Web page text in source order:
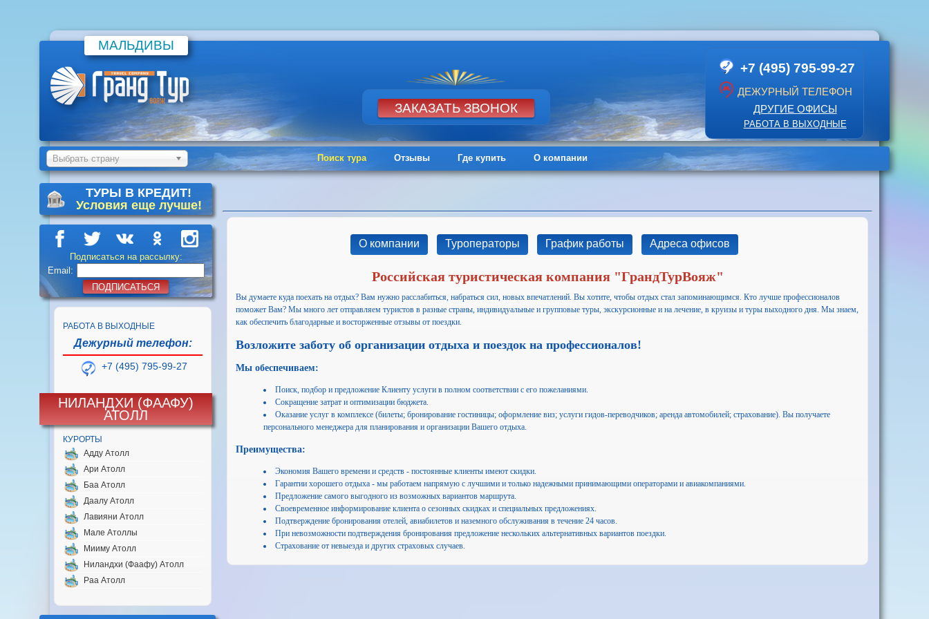
МАЛЬДИВЫ
+7 (495) 795-99-27
ДЕЖУРНЫЙ ТЕЛЕФОН
ДРУГИЕ ОФИСЫ
РАБОТА В ВЫХОДНЫЕ
Выбрать страну Поиск тура Отзывы Где купить О компании
ТУРЫ В КРЕДИТ!
Условия еще лучше!
Подписаться на рассылку:
Email:
ПОДПИСАТЬСЯ
РАБОТА В ВЫХОДНЫЕ
Дежурный телефон:
+7 (495) 795-99-27
НИЛАНДХИ (ФААФУ)
АТОЛЛ
КУРОРТЫ
Адду Атолл
Ари Атолл
Баа Атолл
Даалу Атолл
Лавияни Атолл
Мале Атоллы
Мииму Атолл
Ниландхи (Фаафу) Атолл
Раа Атолл
О компании Туроператоры График работы Адреса офисов
Российская туристическая компания "ГрандТурВояж"
Вы думаете куда поехать на отдых? Вам нужно расслабиться, набраться сил, новых впечатлений. Вы хотите, чтобы отдых стал запоминающимся. Кто лучше профессионалов
поможет Вам? Мы много лет отправляем туристов в разные страны, индивидуальные и групповые туры, экскурсионные и на лечение, в круизы и туры выходного дня. Мы знаем,
как обеспечить благодарные и восторженные отзывы от поездки.
Возложите заботу об организации отдыха и поездок на профессионалов!
Мы обеспечиваем:
Поиск, подбор и предложение Клиенту услуги в полном соответствии с его пожеланиями.
Сокращение затрат и оптимизации бюджета.
Оказание услуг в комплексе (билеты; бронирование гостиницы; оформление виз; услуги гидов-переводчиков; аренда автомобилей; страхование). Вы получаете
персонального менеджера для планирования и организации Вашего отдыха.
Преимущества:
Экономия Вашего времени и средств - постоянные клиенты имеют скидки.
Гарантии хорошего отдыха - мы работаем напрямую с лучшими и только надежными принимающими операторами и авиакомпаниями.
Предложение самого выгодного из возможных вариантов маршрута.
Своевременное информирование клиента о сезонных скидках и специальных предложениях.
Подтверждение бронирования отелей, авиабилетов и наземного обслуживания в течение 24 часов.
При невозможности подтверждения бронирования предложение нескольких альтернативных вариантов поездки.
Страхование от невыезда и других страховых случаев.